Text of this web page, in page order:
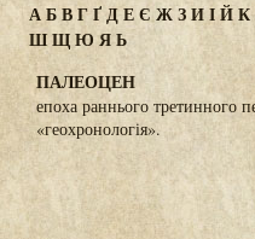
АБВГҐДЕЄ ЖЗИІЙК
ШЩЮЯЬ
ПАЛЕОЦЕН
епоха раннього третинного
«геохронологія».